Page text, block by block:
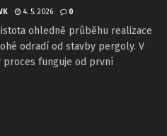
4. 5. 2026 0
ohledně průběhu realizace
odradí od stavby pergoly. V
proces funguje od první